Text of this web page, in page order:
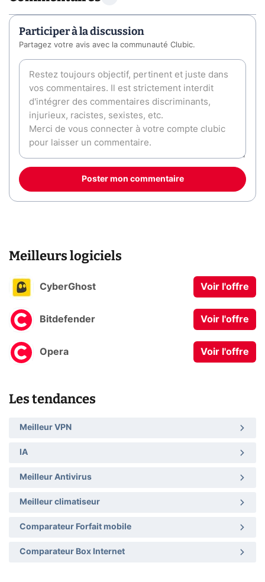
Participer à la discussion
Partagez votre avis avec la communauté Clubic.
Poster mon commentaire
Meilleurs logiciels
CyberGhost Voir l'offre
Bitdefender Voir l'offre
Opera Voir l'offre
Les tendances
Meilleur VPN
IA
Meilleur Antivirus
Meilleur climatiseur
Comparateur Forfait mobile
Comparateur Box Internet